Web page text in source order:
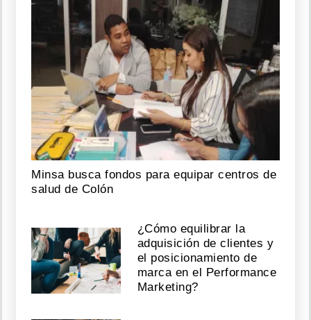
Minsa busca fondos para equipar centros de
salud de Colón
¿Cómo equilibrar la
adquisición de clientes y
el posicionamiento de
marca en el Performance
Marketing?